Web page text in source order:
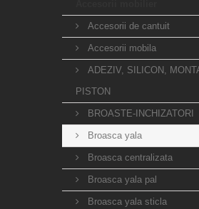
Accesorii de cantuit
Accesorii mobila
ADEZIV, SILICON,
PISTON
BROASTE-INCHIZATORI
Broasca yala
Broasca centralizata
Broasca yala pal
Broasca yala sticla